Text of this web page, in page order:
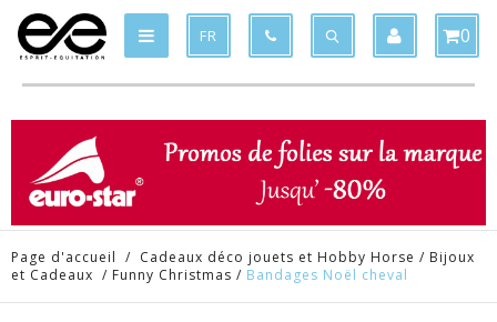
FR 0
Page d'accueil / Cadeaux déco jouets et Hobby Horse / Bijoux
et Cadeaux / Funny Christmas / Bandages Noël cheval
Produit ajouté au panier x
Produit supprimé du panier x